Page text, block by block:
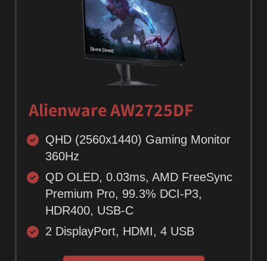
Alienware AW2725DF
QHD (2560x1440) Gaming Monitor
360Hz
QD OLED, 0.03ms, AMD FreeSync
Premium Pro, 99.3% DCI-P3,
HDR400, USB-C
2 DisplayPort, HDMI, 4 USB